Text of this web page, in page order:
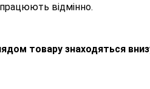
відмінно.
товару знаходяться